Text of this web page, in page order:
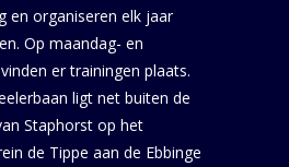
en organiseren elk jaar
Op maandag- en
er trainingen plaats.
ligt net buiten de
Staphorst op het
de Tippe aan de Ebbinge